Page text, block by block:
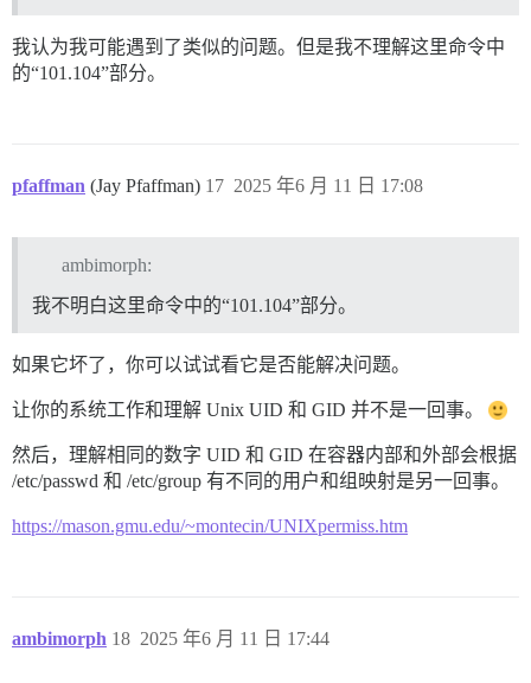
我认为我可能遇到了类似的问题。但是我不理解这里命令中
的“101.104”部分。
pfaffman (Jay Pfaffman) 2025 年6 月 11 日 17:08
17
ambimorph:
我不明白这里命令中的“101.104”部分。
如果它坏了，你可以试试看它是否能解决问题。
让你的系统工作和理解 Unix UID 和 GID 并不是一回事。
然后，理解相同的数字 UID 和 GID 在容器内部和外部会根据
/etc/passwd 和 /etc/group 有不同的用户和组映射是另一回事。
https://mason.gmu.edu/~montecin/UNIXpermiss.htm
ambimorph 2025 年6 月 11 日 17:44
18